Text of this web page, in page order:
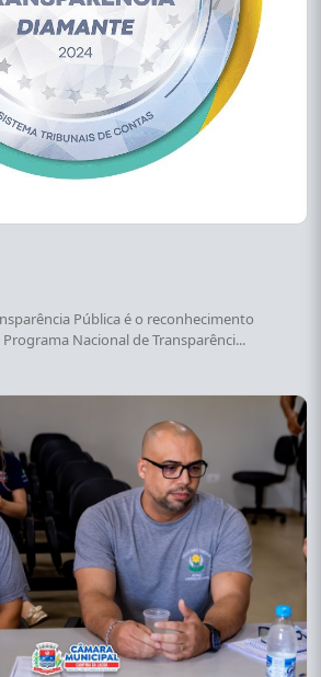
Pública é o reconhecimento
Nacional de Transparênci...